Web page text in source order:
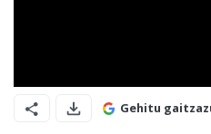
Gehitu